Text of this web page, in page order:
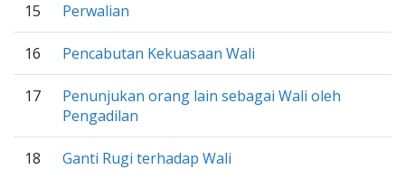
15 Perwalian
16 Pencabutan Kekuasaan Wali
17
Penunjukan orang lain sebagai Wali oleh
Pengadilan
18 Ganti Rugi terhadap Wali